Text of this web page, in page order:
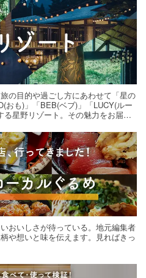
の目的や過ごし方にあわせて「星の
おも)」「BEB(ベブ)」「LUCY(ルー
星野リゾート。その魅力をお届け
おいしさが待っている。地元編集者
や想いと味を伝えます。見ればきっ